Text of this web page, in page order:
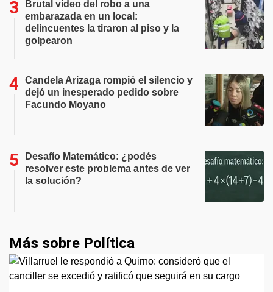
Brutal video del robo a una
embarazada en un local:
delincuentes la tiraron al piso y la
golpearon
Candela Arizaga rompió el silencio y
dejó un inesperado pedido sobre
Facundo Moyano
Desafío Matemático: ¿podés
resolver este problema antes de ver
la solución?
Más sobre Política